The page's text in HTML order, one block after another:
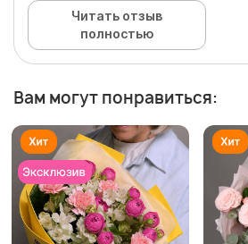
Читать отзыв
полностью
Вам могут понравиться: